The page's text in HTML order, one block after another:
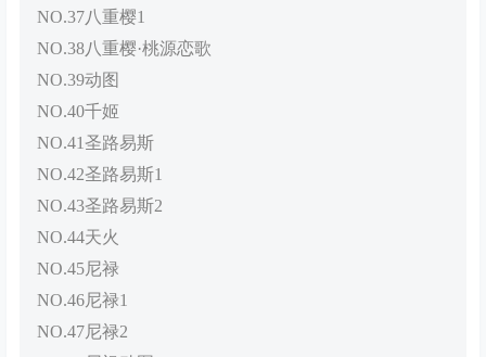
NO.37八重樱1
NO.38八重樱·桃源恋歌
NO.39动图
NO.40千姬
NO.41圣路易斯
NO.42圣路易斯1
NO.43圣路易斯2
NO.44天火
NO.45尼禄
NO.46尼禄1
NO.47尼禄2